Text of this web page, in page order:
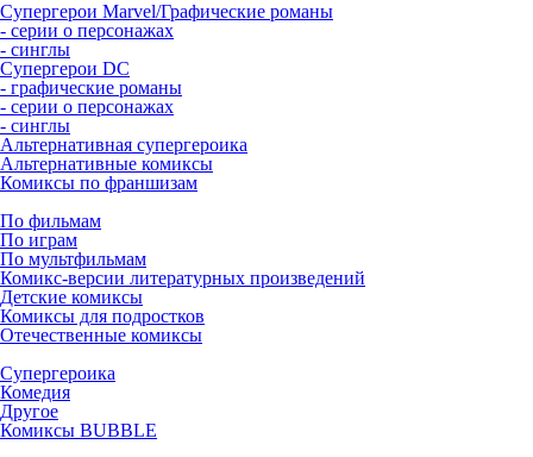
Супергерои Marvel/Графические романы
- серии о персонажах
- синглы
Супергерои DC
- графические романы
- серии о персонажах
- синглы
Альтернативная супергероика
Альтернативные комиксы
Комиксы по франшизам
По фильмам
По играм
По мультфильмам
Комикс-версии литературных произведений
Детские комиксы
Комиксы для подростков
Отечественные комиксы
Супергероика
Комедия
Другое
Комиксы BUBBLE